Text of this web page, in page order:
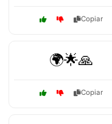
Copiar
🌍🌟🙏
Copiar